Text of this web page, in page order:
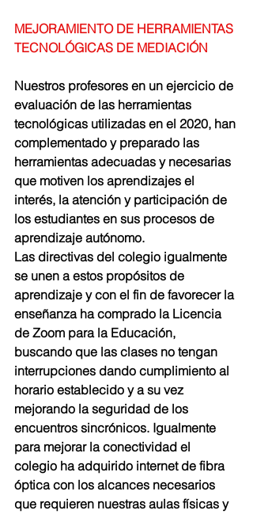
MEJORAMIENTO DE HERRAMIENTAS
TECNOLÓGICAS DE MEDIACIÓN
Nuestros profesores en un ejercicio de
evaluación de las herramientas
tecnológicas utilizadas en el 2020, han
complementado y preparado las
herramientas adecuadas y necesarias
que motiven los aprendizajes el
interés, la atención y participación de
los estudiantes en sus procesos de
aprendizaje autónomo.
Las directivas del colegio igualmente
se unen a estos propósitos de
aprendizaje y con el fin de favorecer la
enseñanza ha comprado la Licencia
de Zoom para la Educación,
buscando que las clases no tengan
interrupciones dando cumplimiento al
horario establecido y a su vez
mejorando la seguridad de los
encuentros sincrónicos. Igualmente
para mejorar la conectividad el
colegio ha adquirido internet de fibra
óptica con los alcances necesarios
que requieren nuestras aulas físicas y